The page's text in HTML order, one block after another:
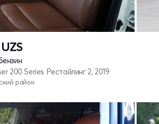
UZS
200 Series Рестайлинг 2, 2019
район